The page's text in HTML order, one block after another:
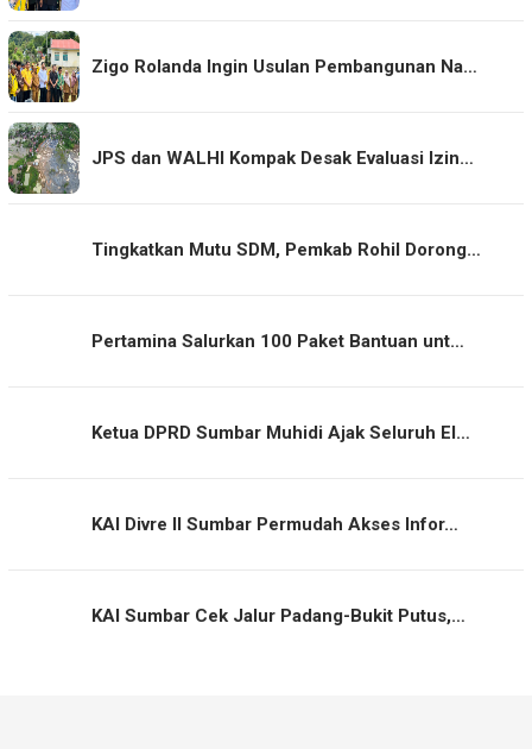
Zigo Rolanda Ingin Usulan Pembangunan Na…
JPS dan WALHI Kompak Desak Evaluasi Izin…
Tingkatkan Mutu SDM, Pemkab Rohil Dorong…
Pertamina Salurkan 100 Paket Bantuan unt…
Ketua DPRD Sumbar Muhidi Ajak Seluruh El…
KAI Divre II Sumbar Permudah Akses Infor…
KAI Sumbar Cek Jalur Padang-Bukit Putus,…